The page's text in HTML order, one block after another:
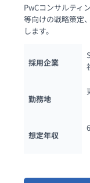
PwCコンサルティ
等向けの戦略策定
します。
採用企業
勤務地
想定年収